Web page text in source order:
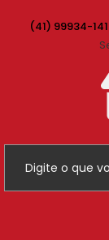
(41) 99934-